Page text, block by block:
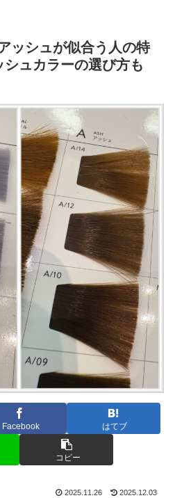
ッシュが似合う人の特
ュカラーの選び方も
Facebook はてブ
コピー
2025.11.26 2025.12.03